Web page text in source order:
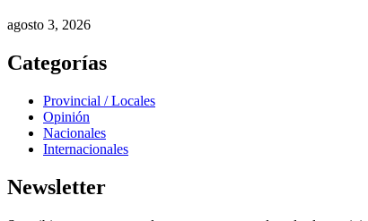
agosto 3, 2026
Categorías
Provincial / Locales
Opinión
Nacionales
Internacionales
Newsletter